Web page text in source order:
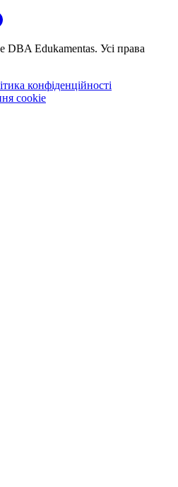
Edukamentas. Усі права
конфіденційності
cookie